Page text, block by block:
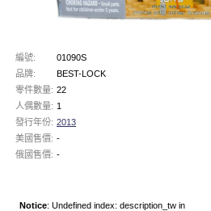
編號:
01090S
品牌:
BEST-LOCK
零件數量: 22
人偶數量: 1
發行年份: 2013
美國售價: -
俄國售價: -
Notice: Undefined index: description_tw in